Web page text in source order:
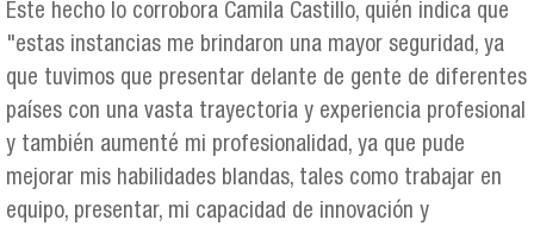
Este hecho lo corrobora Camila Castillo, quién indica que
"estas instancias me brindaron una mayor seguridad, ya
que tuvimos que presentar delante de gente de diferentes
países con una vasta trayectoria y experiencia profesional
y también aumenté mi profesionalidad, ya que pude
mejorar mis habilidades blandas, tales como trabajar en
equipo, presentar, mi capacidad de innovación y